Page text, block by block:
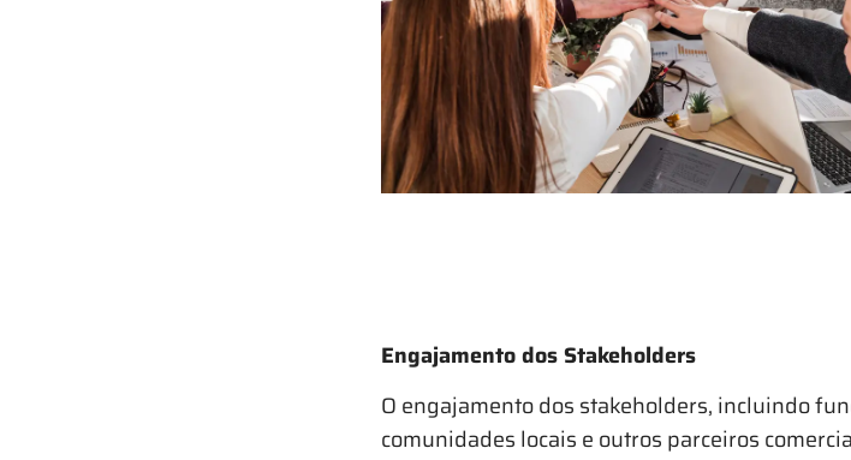
Engajamento dos Stakeholders
O engajamento dos stakeholders, incluindo
comunidades locais e outros parceiros